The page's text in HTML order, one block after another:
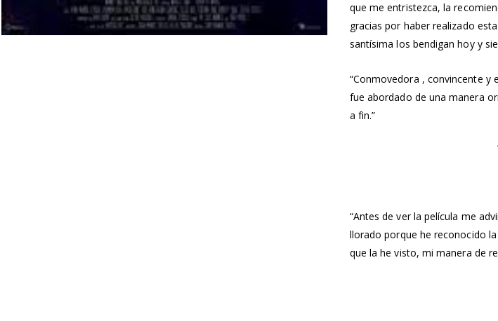
que me entristezca, la
gracias por haber realizado
santísima los bendigan hoy y
“Conmovedora , convincente y
fue abordado de una manera
a fin.”
“Antes de ver la película me
llorado porque he reconocido
que la he visto, mi manera de